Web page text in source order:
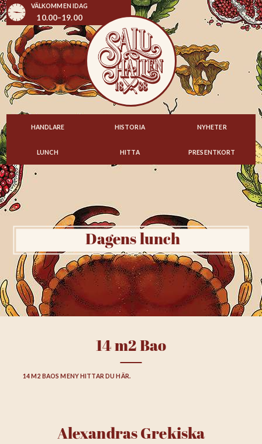
VÄLKOMMEN IDAG
10.00–19.00
HANDLARE HISTORIA NYHETER
LUNCH HITTA PRESENTKORT
Dagens lunch
14 m2 Bao
14 M2 BAOS MENY HITTAR DU HÄR.
Alexandras Grekiska